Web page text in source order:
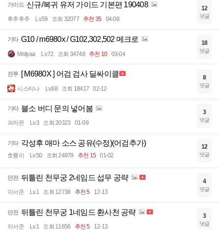
가이드 신규/복귀 유저 가이드 기본편 190408
후추후추 Lv.59 조회 32077 추천 35 04-08
12
댓글
기타 G10 / m6980x / G102,302,502 메크로
Mistyaa Lv.72 조회 34748 추천 10 03-04
18
댓글
전투 [ M6980X ] 어검 검사 딜싸이클
시스티나 Lv.68 조회 18417 02-12
8
댓글
기타 블소 버디 문의 넣어봄
과자몬 Lv.3 조회 20323 01-09
3
댓글
기타 각성후 매마 소스 공유(수정)(어검추가)
호룡이 Lv.50 조회 24979 추천 15 01-02
12
댓글
던전 뒤틀린 천무궁 2네임드 섭무 공략
이서준 Lv.1 조회 12738 추천 5 12-13
4
댓글
던전 뒤틀린 천무궁 1네임드 환사천 공략
이서준 Lv.1 조회 11656 추천 5 12-13
3
댓글